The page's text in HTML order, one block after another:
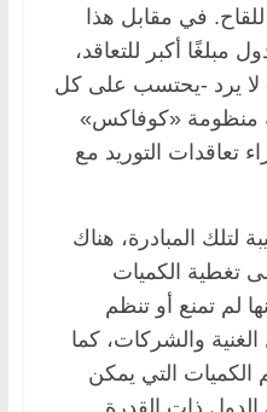
للقاح. في مقابل هذا
مبلغًا أكبر للتعاقد،
لا يرد -يحتسب على كل
منظومة «كوفاكس»
تعاقدات التوريد مع
لتلك المبادرة، هناك
تغطية الكميات
لم تمنع أو تنظم
الغنية والشركات، كما
الكميات التي يمكن
الدول ذات القدرة